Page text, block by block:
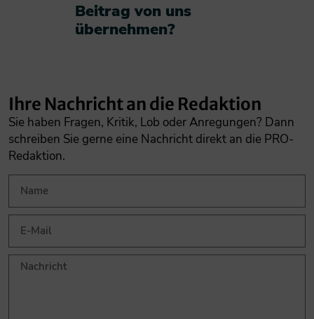
Beitrag von uns
übernehmen?​
Ihre Nachricht an die Redaktion
Sie haben Fragen, Kritik, Lob oder Anregungen? Dann
schreiben Sie gerne eine Nachricht direkt an die PRO-
Redaktion.